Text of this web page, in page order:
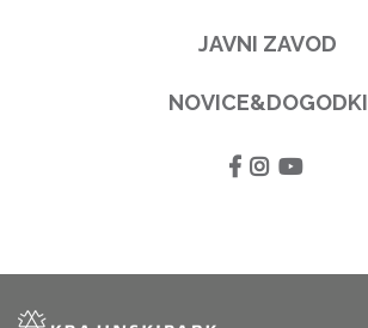
JAVNI ZAVOD
NOVICE&DOGODKI